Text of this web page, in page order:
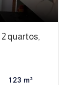
quartos,
123 m²